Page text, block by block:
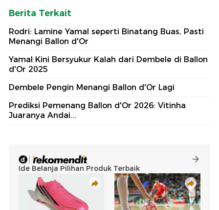
Berita Terkait
Rodri: Lamine Yamal seperti Binatang Buas, Pasti
Menangi Ballon d'Or
Yamal Kini Bersyukur Kalah dari Dembele di Ballon
d'Or 2025
Dembele Pengin Menangi Ballon d'Or Lagi
Prediksi Pemenang Ballon d'Or 2026: Vitinha
Juaranya Andai...